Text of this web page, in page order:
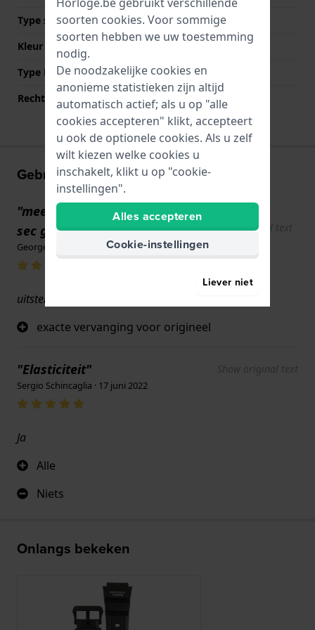
Type sluiting
Gesp
Kleur sluiting
Type Bevestiging
Bandpennen
Rechte aanzet
Nee
Gebruikerservaringen
"meest nauwkeurig: 30 dagen--.4
sec gewonnen"
original text
George · 24 mei 2026
uitstekend horloge
exacte vervanging voor origineel
"Elasticiteit" Show original text
Sergio Schincaglia · 17 juni 2022
Ja
Alle
Niets
Onlangs bekeken
soorten cookies. Voor sommige
soorten hebben we uw toestemming
nodig.
De noodzakelijke cookies en
anonieme statistieken zijn altijd
automatisch actief; als u op "alle
cookies accepteren" klikt, accepteert
u ook de optionele cookies. Als u zelf
wilt kiezen welke cookies u
inschakelt, klikt u op "cookie-
instellingen".
Alles accepteren
Cookie-instellingen
Liever niet